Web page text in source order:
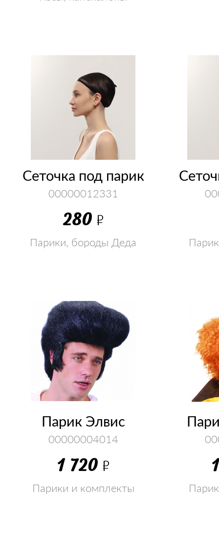
Сеточка под парик
00000012331
280 Р
Парики, бороды Деда
Парик Элвис
00000004014
1 720 Р
Парики и комплекты